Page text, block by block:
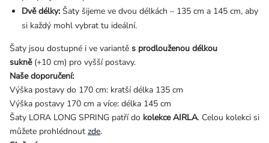
Dvě délky: Šaty šijeme ve dvou délkách – 135 cm a 145 cm, aby
si každý mohl vybrat tu ideální.
Šaty jsou dostupné i ve variantě s prodlouženou délkou
sukně(+10 cm) pro vyšší postavy.
Naše doporučení:
Výška postavy do 170 cm: kratší délka 135 cm
Výška postavy 170 cm a více: délka 145 cm
Šaty LORA LONG SPRING patří do kolekce AIRLA. Celou kolekci si
můžete prohlédnout zde.